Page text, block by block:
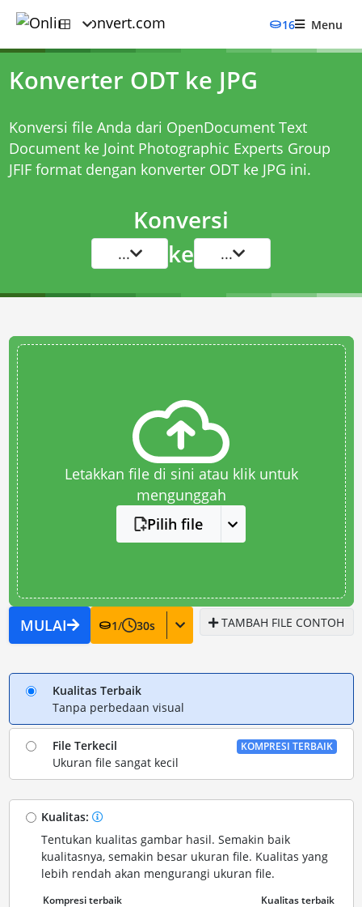
16 Menu
Konverter ODT ke JPG
Konversi file Anda dari OpenDocument Text
Document ke Joint Photographic Experts Group
JFIF format dengan konverter ODT ke JPG ini.
Konversi
... ke ...
Letakkan file di sini atau klik untuk
mengunggah
Pilih file
MULAI 1/ 30s TAMBAH FILE CONTOH
Kualitas Terbaik
Tanpa perbedaan visual
File Terkecil
Ukuran file sangat kecil
KOMPRESI TERBAIK
Kualitas:
Tentukan kualitas gambar hasil. Semakin baik
kualitasnya, semakin besar ukuran file. Kualitas yang
lebih rendah akan mengurangi ukuran file.